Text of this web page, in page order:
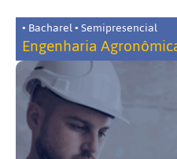
• Bacharel • Semipresencial
Engenharia